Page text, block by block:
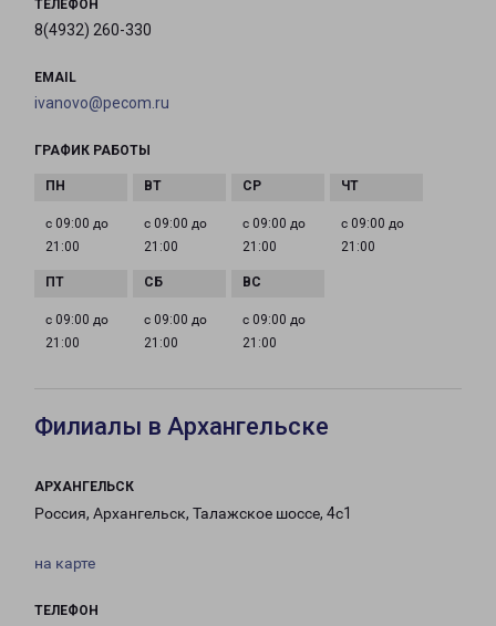
ТЕЛЕФОН
8(4932) 260-330
EMAIL
ivanovo@pecom.ru
ГРАФИК РАБОТЫ
с 09:00 до
21:00
с 09:00 до
21:00
с 09:00 до
21:00
с 09:00 до
21:00
с 09:00 до
21:00
с 09:00 до
21:00
с 09:00 до
21:00
Филиалы в Архангельске
АРХАНГЕЛЬСК
Россия, Архангельск, Талажское шоссе, 4с1
на карте
ТЕЛЕФОН